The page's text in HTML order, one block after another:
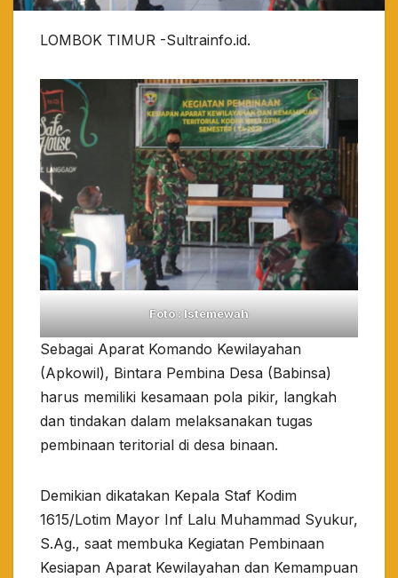
LOMBOK TIMUR -Sultrainfo.id.
Foto : Istemewah
Sebagai Aparat Komando Kewilayahan
(Apkowil), Bintara Pembina Desa (Babinsa)
harus memiliki kesamaan pola pikir, langkah
dan tindakan dalam melaksanakan tugas
pembinaan teritorial di desa binaan.
Demikian dikatakan Kepala Staf Kodim
1615/Lotim Mayor Inf Lalu Muhammad Syukur,
S.Ag., saat membuka Kegiatan Pembinaan
Kesiapan Aparat Kewilayahan dan Kemampuan